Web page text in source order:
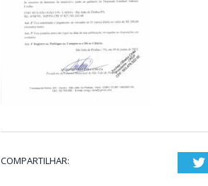
COMPARTILHAR: